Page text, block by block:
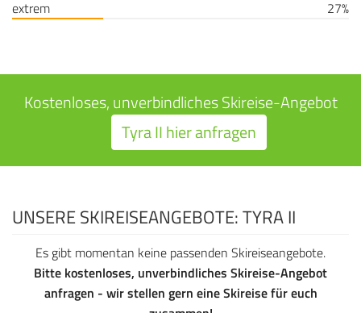
extrem
27%
Kostenloses, unverbindliches Skireise-Angebot
Tyra II hier anfragen
UNSERE SKIREISEANGEBOTE: TYRA II
Es gibt momentan keine passenden Skireiseangebote.
Bitte kostenloses, unverbindliches Skireise-Angebot
anfragen - wir stellen gern eine Skireise für euch